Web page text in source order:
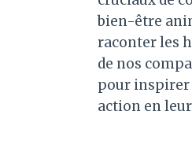
bien-être
raconter les
de nos
pour inspirer
action en